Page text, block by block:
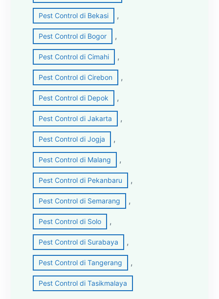
Pest Control di Bekasi ,
Pest Control di Bogor ,
Pest Control di Cimahi ,
Pest Control di Cirebon ,
Pest Control di Depok ,
Pest Control di Jakarta ,
Pest Control di Jogja ,
Pest Control di Malang ,
Pest Control di Pekanbaru ,
Pest Control di Semarang ,
Pest Control di Solo ,
Pest Control di Surabaya ,
Pest Control di Tangerang ,
Pest Control di Tasikmalaya